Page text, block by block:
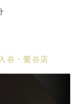
谷・鶯谷店